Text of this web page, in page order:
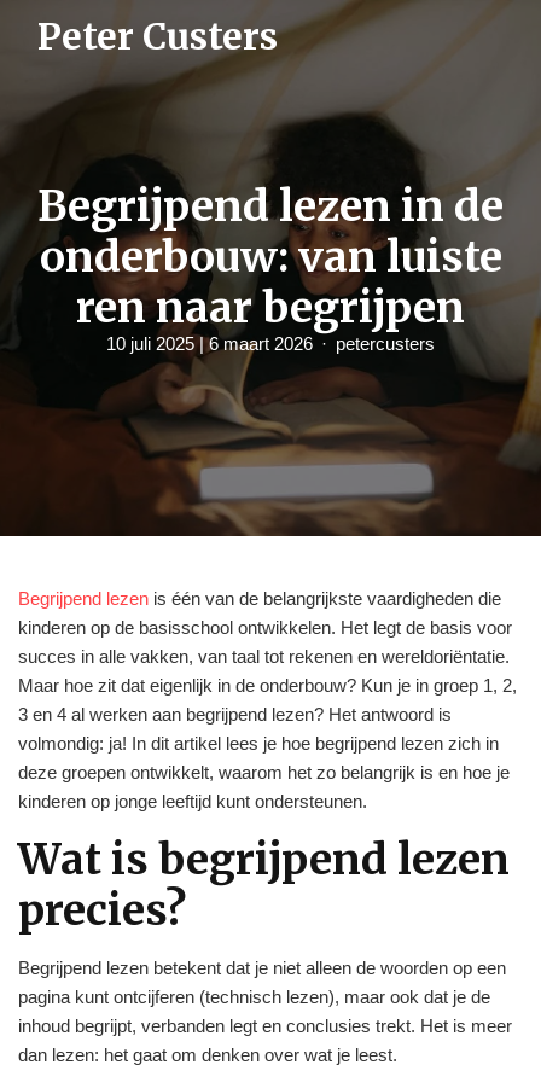
Peter Custers
Begrijpend lezen in de
onderbouw: van luiste
ren naar begrijpen
10 juli 2025 | 6 maart 2026 petercusters
Begrijpend lezen is één van de belangrijkste vaardigheden die
kinderen op de basisschool ontwikkelen. Het legt de basis voor
succes in alle vakken, van taal tot rekenen en wereldoriëntatie.
Maar hoe zit dat eigenlijk in de onderbouw? Kun je in groep 1, 2,
3 en 4 al werken aan begrijpend lezen? Het antwoord is
volmondig: ja! In dit artikel lees je hoe begrijpend lezen zich in
deze groepen ontwikkelt, waarom het zo belangrijk is en hoe je
kinderen op jonge leeftijd kunt ondersteunen.
Wat is begrijpend lezen
precies?
Begrijpend lezen betekent dat je niet alleen de woorden op een
pagina kunt ontcijferen (technisch lezen), maar ook dat je de
inhoud begrijpt, verbanden legt en conclusies trekt. Het is meer
dan lezen: het gaat om denken over wat je leest.